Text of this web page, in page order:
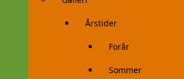
Årstider
Forår
Sommer